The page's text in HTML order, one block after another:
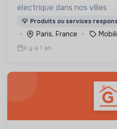
électrique dans nos villes
💡 Produits ou services
Paris, France
Il y a 1 an